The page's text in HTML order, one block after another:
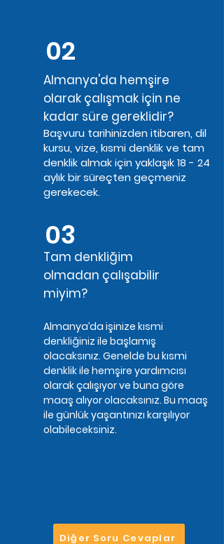
02
Almanya'da hemşire
olarak çalışmak için ne
kadar süre gereklidir?
Başvuru tarihinizden itibaren, dil
kursu, vize, kısmi denklik ve tam
denklik almak için yaklaşık 18 - 24
aylık bir süreçten geçmeniz
gerekecek.
03
Tam denkliğim
olmadan çalışabilir
miyim?
Almanya’da işinize kısmi
denkliğiniz ile başlamış
olacaksınız. Genelde bu kısmi
denklik ile hemşire yardımcısı
olarak çalışıyor ve buna göre
maaş alıyor olacaksınız. Bu maaş
ile günlük yaşantınızı karşılıyor
olabileceksiniz.
Diğer Soru Cevaplar